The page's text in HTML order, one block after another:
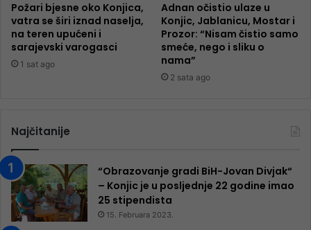
Požari bjesne oko Konjica,
vatra se širi iznad naselja,
na teren upućeni i
sarajevski varogasci
1 sat ago
Adnan očistio ulaze u
Konjic, Jablanicu, Mostar i
Prozor: “Nisam čistio samo
smeće, nego i sliku o
nama”
2 sata ago
Najčitanije
“Obrazovanje gradi BiH-Jovan Divjak“
– Konjic je u posljednje 22 godine imao
25 ​​stipendista
15. Februara 2023.